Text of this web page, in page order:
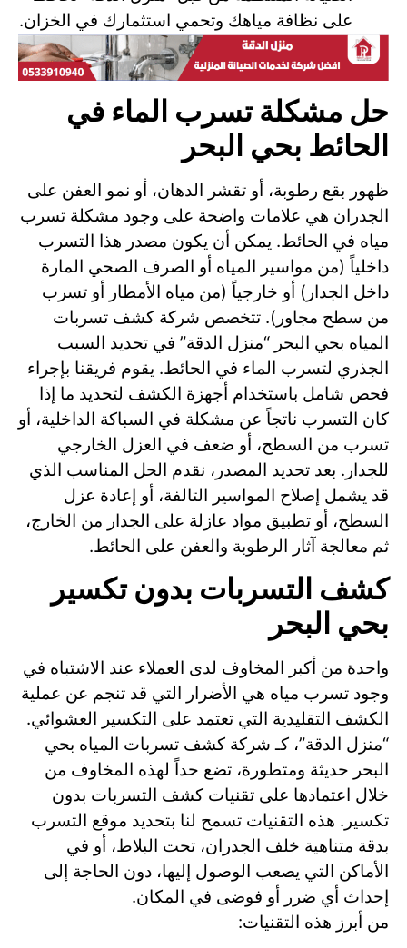
على نظافة مياهك وتحمي استثمارك في الخزان.
حل مشكلة تسرب الماء في
الحائط بحي البحر
ظهور بقع رطوبة، أو تقشر الدهان، أو نمو العفن على
الجدران هي علامات واضحة على وجود مشكلة تسرب
مياه في الحائط. يمكن أن يكون مصدر هذا التسرب
داخلياً (من مواسير المياه أو الصرف الصحي المارة
داخل الجدار) أو خارجياً (من مياه الأمطار أو تسرب
من سطح مجاور). تتخصص شركة كشف تسربات
المياه بحي البحر “منزل الدقة” في تحديد السبب
الجذري لتسرب الماء في الحائط. يقوم فريقنا بإجراء
فحص شامل باستخدام أجهزة الكشف لتحديد ما إذا
كان التسرب ناتجاً عن مشكلة في السباكة الداخلية، أو
تسرب من السطح، أو ضعف في العزل الخارجي
للجدار. بعد تحديد المصدر، نقدم الحل المناسب الذي
قد يشمل إصلاح المواسير التالفة، أو إعادة عزل
السطح، أو تطبيق مواد عازلة على الجدار من الخارج،
ثم معالجة آثار الرطوبة والعفن على الحائط.
كشف التسربات بدون تكسير
بحي البحر
واحدة من أكبر المخاوف لدى العملاء عند الاشتباه في
وجود تسرب مياه هي الأضرار التي قد تنجم عن عملية
الكشف التقليدية التي تعتمد على التكسير العشوائي.
“منزل الدقة”، كـ شركة كشف تسربات المياه بحي
البحر حديثة ومتطورة، تضع حداً لهذه المخاوف من
خلال اعتمادها على تقنيات كشف التسربات بدون
تكسير. هذه التقنيات تسمح لنا بتحديد موقع التسرب
بدقة متناهية خلف الجدران، تحت البلاط، أو في
الأماكن التي يصعب الوصول إليها، دون الحاجة إلى
إحداث أي ضرر أو فوضى في المكان.
من أبرز هذه التقنيات: